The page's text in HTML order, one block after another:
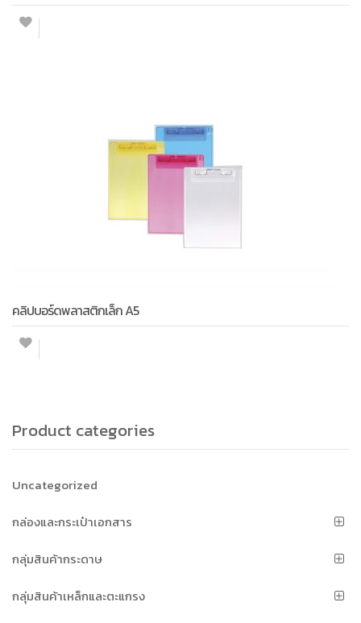
คลิปบอร์ดพลาสติกเล็ก A5
Product categories
Uncategorized
กล่องและกระเป๋าเอกสาร
กลุ่มสินค้ากระดาษ
กลุ่มสินค้าเหล็กและตะแกรง